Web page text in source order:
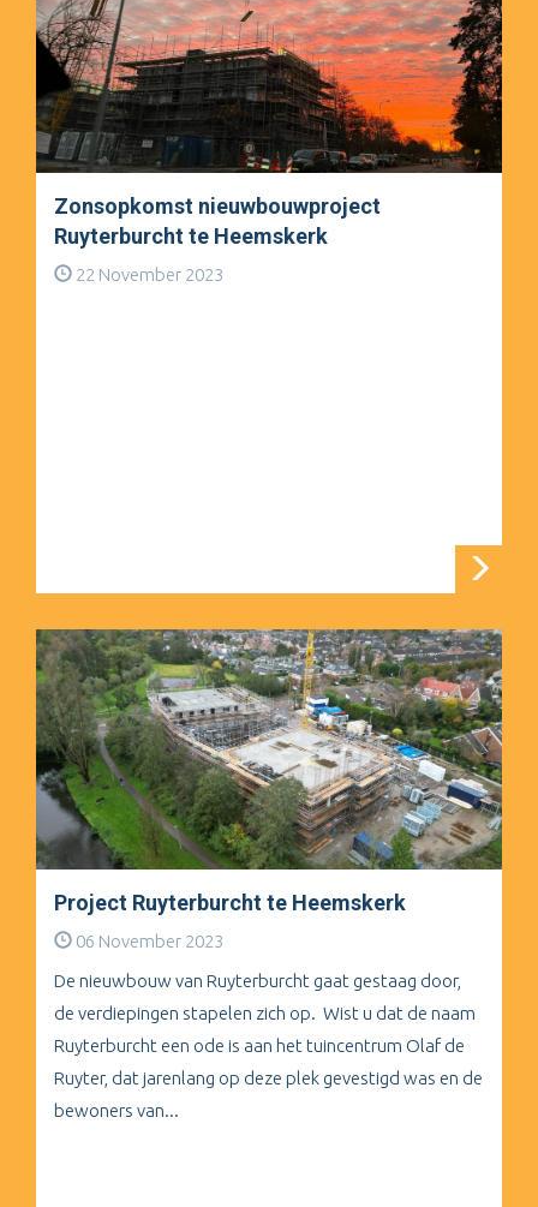
Zonsopkomst nieuwbouwproject
Ruyterburcht te Heemskerk
22 November 2023
Project Ruyterburcht te Heemskerk
06 November 2023
De nieuwbouw van Ruyterburcht gaat gestaag door,
de verdiepingen stapelen zich op. Wist u dat de naam
Ruyterburcht een ode is aan het tuincentrum Olaf de
Ruyter, dat jarenlang op deze plek gevestigd was en de
bewoners van...